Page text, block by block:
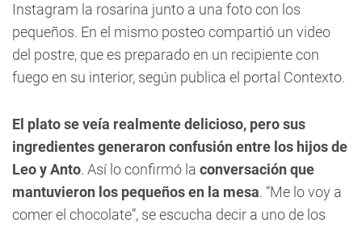
Instagram la rosarina junto a una foto con los
pequeños. En el mismo posteo compartió un video
del postre, que es preparado en un recipiente con
fuego en su interior, según publica el portal Contexto.
El plato se veía realmente delicioso, pero sus
ingredientes generaron confusión entre los hijos de
Leo y Anto. Así lo confirmó la conversación que
mantuvieron los pequeños en la mesa. “Me lo voy a
comer el chocolate”, se escucha decir a uno de los